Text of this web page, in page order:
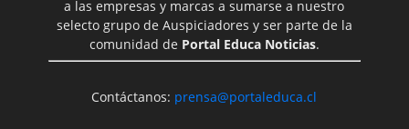
a las empresas y marcas a sumarse a nuestro
selecto grupo de Auspiciadores y ser parte de la
comunidad de Portal Educa Noticias.
Contáctanos: prensa@portaleduca.cl